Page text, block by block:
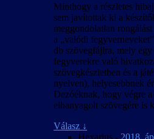
Minthogy a részletes
sem javítottak ki a
meggondolatlan
a „valódi
db szövegfájlra, mely egy
fegyverekre való
szövegkészletben és a
nyelven), helyesebbnek
Dezóéknak, hogy végre
elhanyagolt szövegére is
Válasz ↓
Hexarius - 2018.